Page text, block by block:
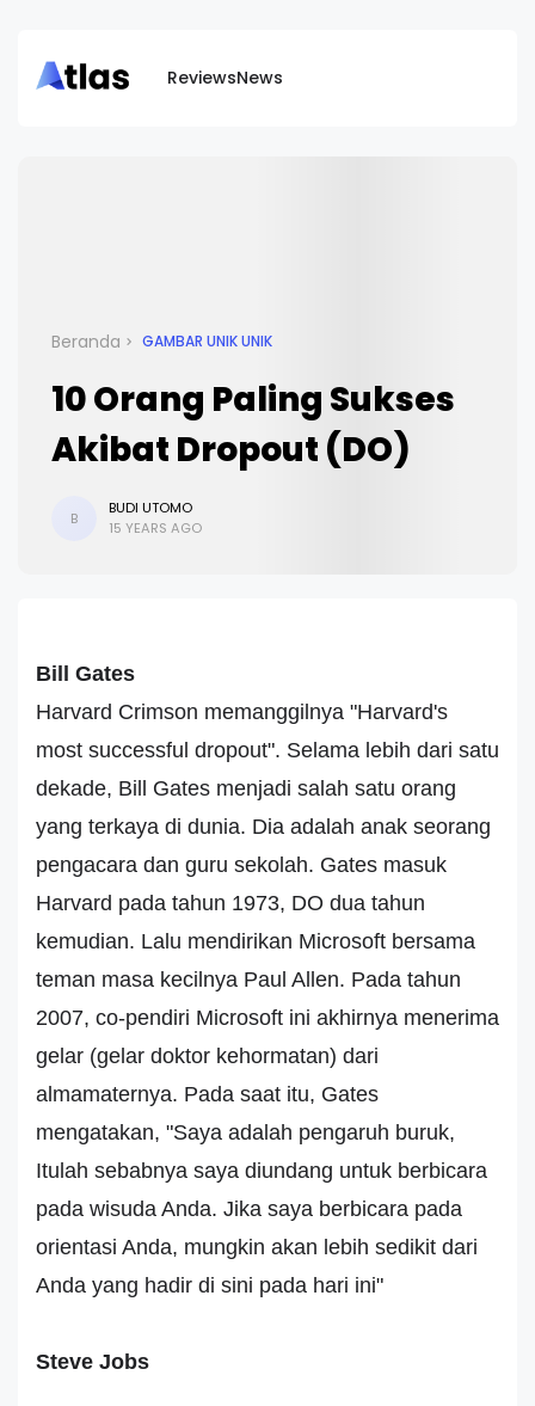
ReviewsNews
Beranda GAMBAR UNIK UNIK
10 Orang Paling Sukses
Akibat Dropout (DO)
B
BUDI UTOMO
15 YEARS AGO
Bill Gates
Harvard Crimson memanggilnya "Harvard's
most successful dropout". Selama lebih dari satu
dekade, Bill Gates menjadi salah satu orang
yang terkaya di dunia. Dia adalah anak seorang
pengacara dan guru sekolah. Gates masuk
Harvard pada tahun 1973, DO dua tahun
kemudian. Lalu mendirikan Microsoft bersama
teman masa kecilnya Paul Allen. Pada tahun
2007, co-pendiri Microsoft ini akhirnya menerima
gelar (gelar doktor kehormatan) dari
almamaternya. Pada saat itu, Gates
mengatakan, "Saya adalah pengaruh buruk,
Itulah sebabnya saya diundang untuk berbicara
pada wisuda Anda. Jika saya berbicara pada
orientasi Anda, mungkin akan lebih sedikit dari
Anda yang hadir di sini pada hari ini"
Steve Jobs